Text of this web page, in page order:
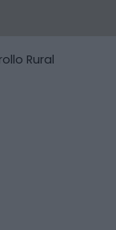
Rural